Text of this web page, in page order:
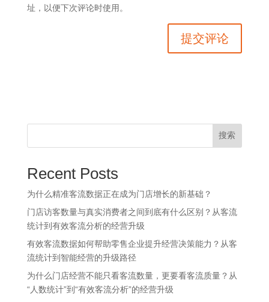
址，以便下次评论时使用。
搜索
Recent Posts
为什么精准客流数据正在成为门店增长的新基础？
门店访客数量与真实消费者之间到底有什么区别？从客流
统计到有效客流分析的经营升级
有效客流数据如何帮助零售企业提升经营决策能力？从客
流统计到智能经营的升级路径
为什么门店经营不能只看客流数量，更要看客流质量？从
“人数统计”到“有效客流分析”的经营升级